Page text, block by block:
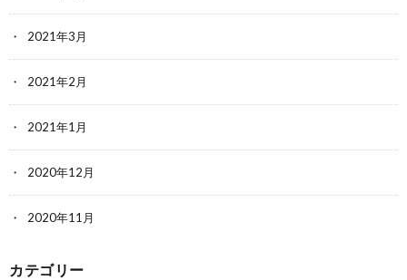
2021年3月
2021年2月
2021年1月
2020年12月
2020年11月
カテゴリー